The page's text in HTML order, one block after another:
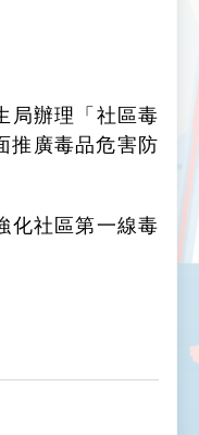
局辦理「社區毒
推廣毒品危害防
化社區第一線毒